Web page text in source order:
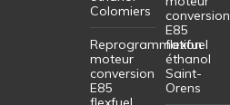
Colomiers
Reprogrammation
moteur
conversion
E85
conversion
E85
flexfuel
éthanol
Saint-
Orens